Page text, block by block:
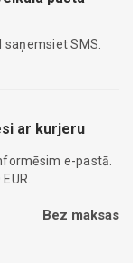
saņemsiet SMS.
ar kurjeru
e-pastā.
Bez maksas